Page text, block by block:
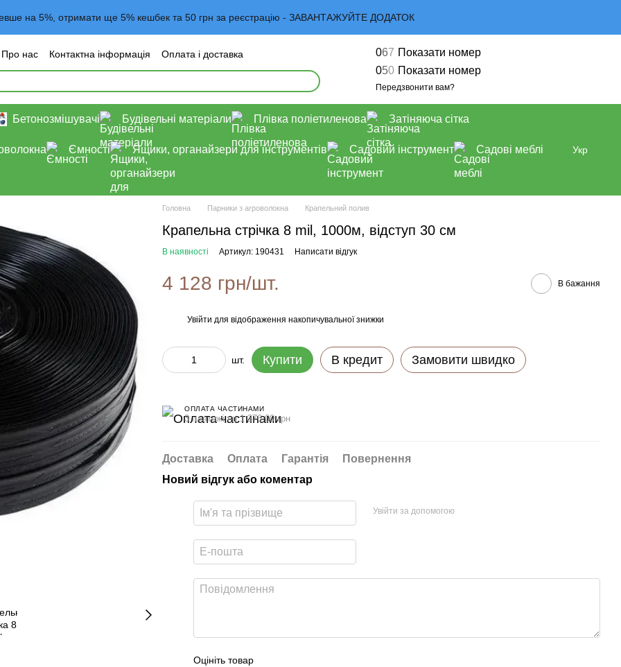
на 5%, отримати ще 5% кешбек та 50 грн за реєстрацію - ЗАВАНТАЖУЙТЕ ДОДАТОК
Про нас Контактна інформація
Оплата і доставка
користувача
Договор оферта Блог
067 Показати номер
050 Показати номер
Передзвонити вам?
Бетонозмішувачі Будівельні матеріали Плівка поліетиленова Затіняюча сітка
Ємності Ящики, органайзери для інструментів Садовий інструмент Садові меблі Укр
Головна Парники з агроволокна Крапельний полив
Крапельна стрічка 8 mil, 1000м, відступ 30 см
В наявності Артикул: 190431 Написати відгук
4 128 грн/шт. В бажання
Увійти для відображення накопичувальної знижки
шт. Купити В кредит Замовити швидко
ОПЛАТА ЧАСТИНАМИ
3 платежі по 1 376.00 грн
Доставка Оплата Гарантія
Повернення
Новий відгук або коментар
Увійти за допомогою
Оцініть товар